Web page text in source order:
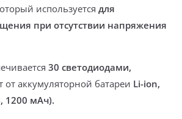
используется для
при отсутствии напряжения
30 светодиодами,
от аккумуляторной батареи Li-ion,
1200 мАч).